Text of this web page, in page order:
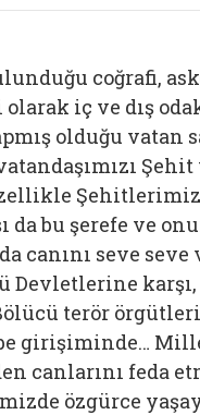
coğrafi,
iç ve dış
olduğu vatan
da bu Bağlantıyı aç
şerefe ve
canını seve seve
karşı,
Bölücü terör
girişiminde…
canlarını feda
özgürce